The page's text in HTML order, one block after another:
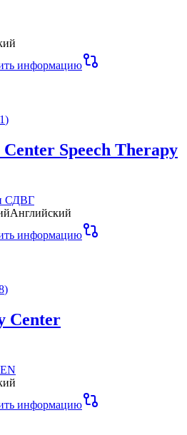
информацию
1)
Speech Therapy
СДВГ
Английский
информацию
)
Center
информацию